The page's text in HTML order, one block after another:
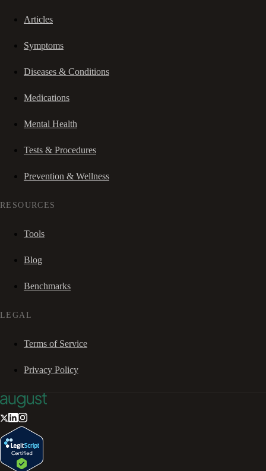
Articles
Symptoms
Diseases & Conditions
Medications
Mental Health
Tests & Procedures
Prevention & Wellness
RESOURCES
Tools
Blog
Benchmarks
LEGAL
Terms of Service
Privacy Policy